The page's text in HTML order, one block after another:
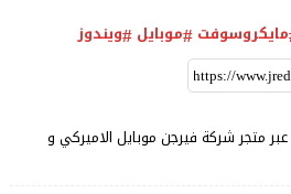
مايكروسوفت موبايل ويندوز
تخفيضات بسعر iPhone SE عبر متجر شركة فيرجن موبايل الاميركي و